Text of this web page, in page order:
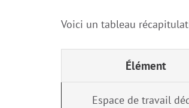
Voici un tableau
Élément
Espace de travail